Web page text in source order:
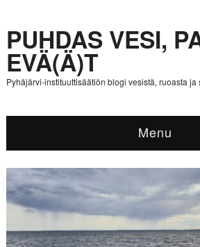
PUHDAS VESI,
EVÄ(Ä)T
Pyhäjärvi-instituuttisäätiön blogi vesistä, ruoasta ja
Menu